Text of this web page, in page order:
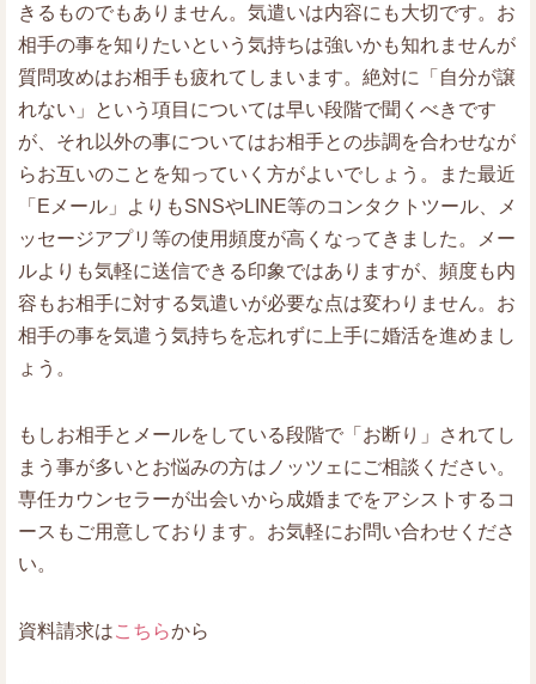
きるものでもありません。気遣いは内容にも大切です。お
相手の事を知りたいという気持ちは強いかも知れませんが
質問攻めはお相手も疲れてしまいます。絶対に「自分が譲
れない」という項目については早い段階で聞くべきです
が、それ以外の事についてはお相手との歩調を合わせなが
らお互いのことを知っていく方がよいでしょう。また最近
「Eメール」よりもSNSやLINE等のコンタクトツール、メ
ッセージアプリ等の使用頻度が高くなってきました。メー
ルよりも気軽に送信できる印象ではありますが、頻度も内
容もお相手に対する気遣いが必要な点は変わりません。お
相手の事を気遣う気持ちを忘れずに上手に婚活を進めまし
ょう。
もしお相手とメールをしている段階で「お断り」されてし
まう事が多いとお悩みの方はノッツェにご相談ください。
専任カウンセラーが出会いから成婚までをアシストするコ
ースもご用意しております。お気軽にお問い合わせくださ
い。
資料請求はこちらから